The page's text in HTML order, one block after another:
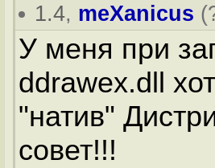
1.4, meXanicus (
У меня при
ddrawex.dll
"натив"
совет!!!